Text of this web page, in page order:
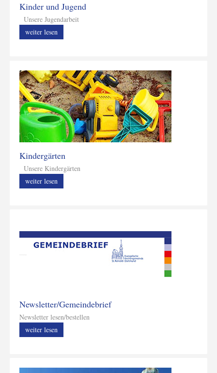
Kinder und Jugend
Unsere Jugendarbeit
weiter lesen
Kindergärten
Unsere Kindergärten
weiter lesen
Newsletter/Gemeindebrief
Newsletter lesen/bestellen
weiter lesen